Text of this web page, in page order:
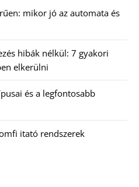
mikor jó az automata és
hibák nélkül: 7 gyakori
elkerülni
és a legfontosabb
itató rendszerek